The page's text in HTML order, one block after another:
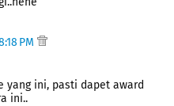
PM
yang ini, pasti dapet award
ini..